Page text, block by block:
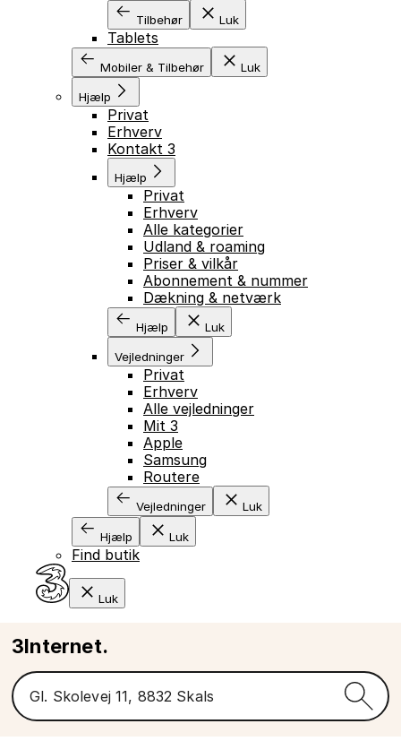
Tilbehør Luk
Tablets
Mobiler & Tilbehør Luk
Hjælp
Privat
Erhverv
Kontakt 3
Hjælp
Privat
Erhverv
Alle kategorier
Udland & roaming
Priser & vilkår
Abonnement & nummer
Dækning & netværk
Hjælp Luk
Vejledninger
Privat
Erhverv
Alle vejledninger
Mit 3
Apple
Samsung
Routere
Vejledninger Luk
Hjælp Luk
Find butik
Luk
3Internet.